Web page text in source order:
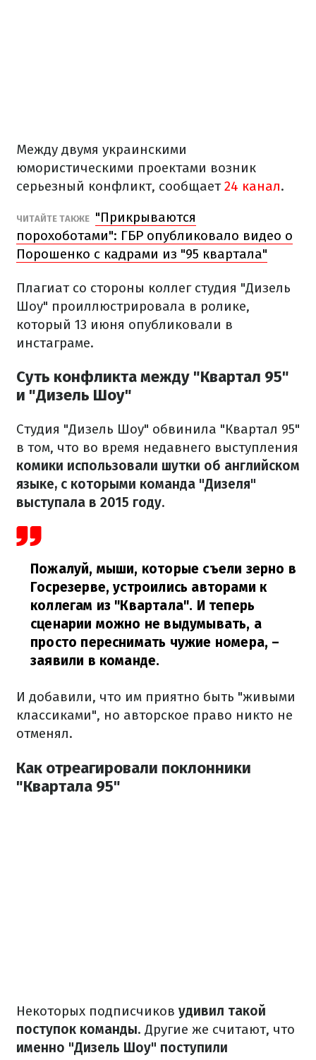
Между двумя украинскими
юмористическими проектами возник
серьезный конфликт, сообщает24 канал.
ЧИТАЙТЕ ТАКЖЕ "Прикрываются
порохоботами": ГБР опубликовало видео о
Порошенко с кадрами из "95 квартала"
Плагиат со стороны коллег студия "Дизель
Шоу" проиллюстрировала в ролике,
который 13 июня опубликовали в
инстаграме.
Суть конфликта между "Квартал 95"
и "Дизель Шоу"
Студия "Дизель Шоу" обвинила "Квартал 95"
в том, что во время недавнего выступления
комики использовали шутки об английском
языке, с которыми команда "Дизеля"
выступала в 2015 году.
Пожалуй, мыши, которые съели зерно в
Госрезерве, устроились авторами к
коллегам из "Квартала". И теперь
сценарии можно не выдумывать, а
просто переснимать чужие номера, –
заявили в команде.
И добавили, что им приятно быть "живыми
классиками", но авторское право никто не
отменял.
Как отреагировали поклонники
"Квартала 95"
Некоторых подписчиков удивил такой
поступок команды. Другие же считают, что
именно "Дизель Шоу" поступили